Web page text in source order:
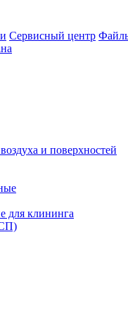
Сервисный центр
и поверхностей
для клининга